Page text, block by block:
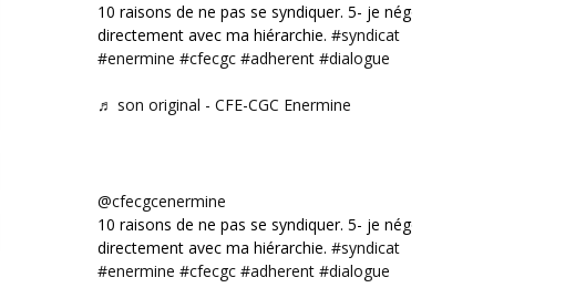
10 raisons de ne pas se syndiquer. 5- je négocie
directement avec ma hiérarchie. #syndicat
#enermine #cfecgc #adherent #dialogue
♬ son original - CFE-CGC Enermine
@cfecgcenermine
10 raisons de ne pas se syndiquer. 5- je négocie
directement avec ma hiérarchie. #syndicat
#enermine #cfecgc #adherent #dialogue